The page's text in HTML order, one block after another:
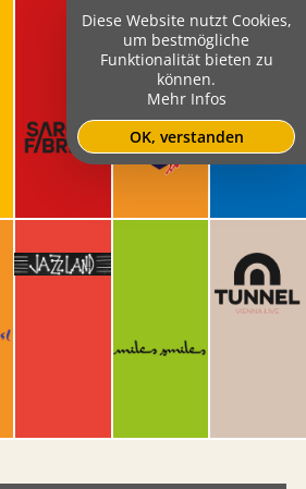
Diese Website nutzt Cookies,
um bestmögliche
Funktionalität bieten zu
können.
Mehr Infos
OK, verstanden